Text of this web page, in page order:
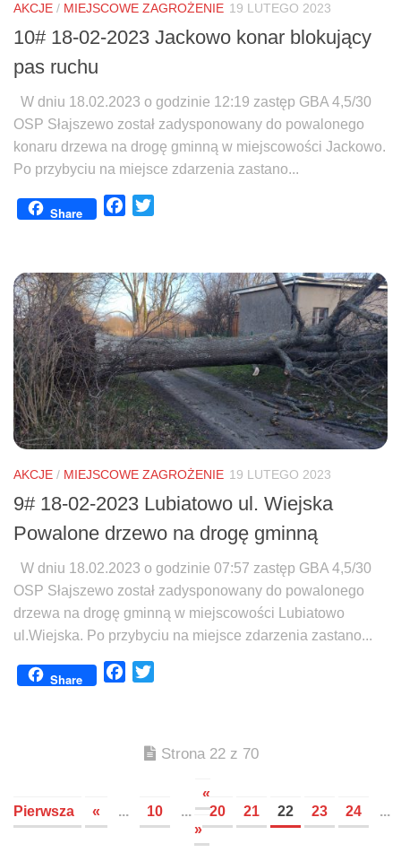
AKCJE / MIEJSCOWE ZAGROŻENIE 19 LUTEGO 2023
10# 18-02-2023 Jackowo konar blokujący
pas ruchu
W dniu 18.02.2023 o godzinie 12:19 zastęp GBA 4,5/30
OSP Słajszewo został zadysponowany do powalonego
konaru drzewa na drogę gminną w miejscowości Jackowo.
Po przybyciu na miejsce zdarzenia zastano...
Share Facebook
AKCJE / MIEJSCOWE ZAGROŻENIE 19 LUTEGO 2023
9# 18-02-2023 Lubiatowo ul. Wiejska
Powalone drzewo na drogę gminną
W dniu 18.02.2023 o godzinie 07:57 zastęp GBA 4,5/30
OSP Słajszewo został zadysponowany do powalonego
drzewa na drogę gminną w miejscowości Lubiatowo
ul.Wiejska. Po przybyciu na miejsce zdarzenia zastano...
Share Facebook
Strona 22 z 70
«
Pierwsza
« ... 10 ... 20 21 22 23 24
...
»